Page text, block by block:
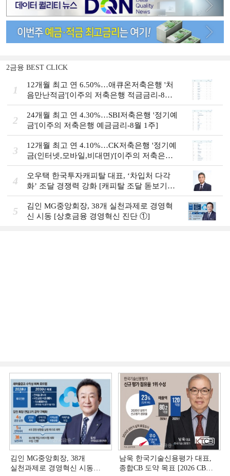
2금융 BEST CLICK
1
12개월 최고 연 6.50%…애큐온저축은행 '처
음만난적금'[이주의 저축은행 적금금리-8월
1주]
2
24개월 최고 연 4.30%…SBI저축은행 '정기예
금'[이주의 저축은행 예금금리-8월 1주]
3
12개월 최고 연 4.10%…CK저축은행 '정기예
금(인터넷,모바일,비대면)'[이주의 저축은행
예금금리-8월 1주]
4
오우택 한국투자캐피탈 대표, ‘차입처 다각
화ʼ 조달 경쟁력 강화 [캐피탈 조달 돋보기
(12)]
5
김인 MG중앙회장, 38개 실천과제로 경영혁
신 시동 [상호금융 경영혁신 진단 ①]
김인 MG중앙회장, 38개
실천과제로 경영혁신 시동
남욱 한국기술신용평가 대표,
종합CB 도약 목표 [2026 CB사